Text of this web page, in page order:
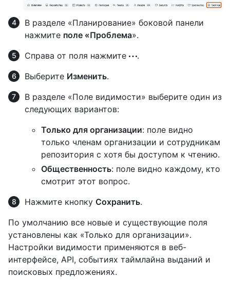
В разделе «Планирование» боковой панели
нажмите поле «Проблема».
Справа от поля нажмите
.
Выберите Изменить.
В разделе «Поле видимости» выберите один из
следующих вариантов:
Только для организации: поле видно
только членам организации и сотрудникам
репозитория с хотя бы доступом к чтению.
Общественность: поле видно каждому, кто
смотрит этот вопрос.
Нажмите кнопку Сохранить.
По умолчанию все новые и существующие поля
установлены как «Только для организации».
Настройки видимости применяются в веб-
интерфейсе, API, событиях таймлайна выданий и
поисковых предложениях.